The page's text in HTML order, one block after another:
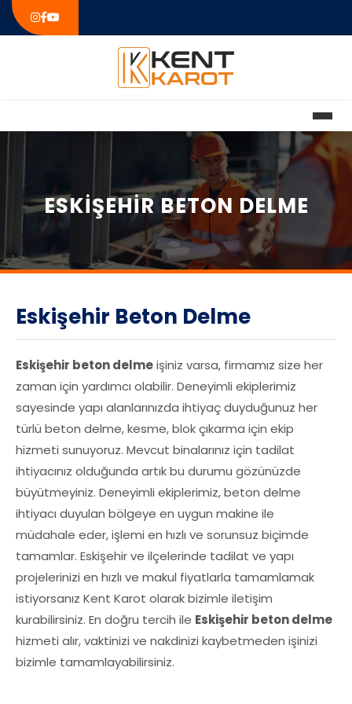
ESKIŞEHIR BETON DELME
Eskişehir Beton Delme
Eskişehir beton delmeişiniz varsa, firmamız size her
zaman için yardımcı olabilir. Deneyimli ekiplerimiz
sayesinde yapı alanlarınızda ihtiyaç duyduğunuz her
türlü beton delme, kesme, blok çıkarma için ekip
hizmeti sunuyoruz. Mevcut binalarınız için tadilat
ihtiyacınız olduğunda artık bu durumu gözünüzde
büyütmeyiniz. Deneyimli ekiplerimiz, beton delme
ihtiyacı duyulan bölgeye en uygun makine ile
müdahale eder, işlemi en hızlı ve sorunsuz biçimde
tamamlar. Eskişehir ve ilçelerinde tadilat ve yapı
projelerinizi en hızlı ve makul fiyatlarla tamamlamak
istiyorsanız Kent Karot olarak bizimle iletişim
kurabilirsiniz. En doğru tercih ile Eskişehir beton delme
hizmeti alır, vaktinizi ve nakdinizi kaybetmeden işinizi
bizimle tamamlayabilirsiniz.